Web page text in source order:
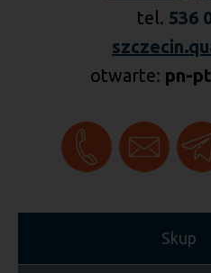
Skup
tel. 536
otwarte: pn-